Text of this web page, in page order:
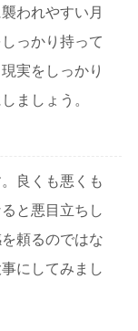
われやすい月
っかり持って
実をしっかり
ましょう。
良くも悪くも
と悪目立ちし
頼るのではな
にしてみまし